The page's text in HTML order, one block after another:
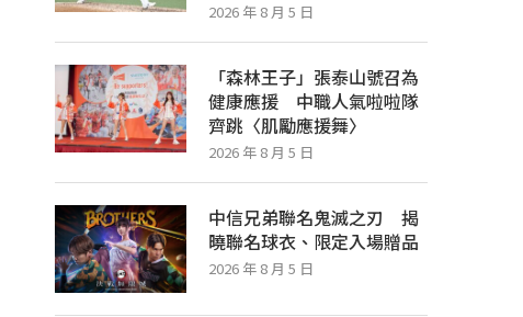
2026 年 8 月 5 日
「森林王子」張泰山號召為
健康應援 中職人氣啦啦隊
齊跳〈肌勵應援舞〉
2026 年 8 月 5 日
中信兄弟聯名鬼滅之刃 揭
曉聯名球衣、限定入場贈品
2026 年 8 月 5 日